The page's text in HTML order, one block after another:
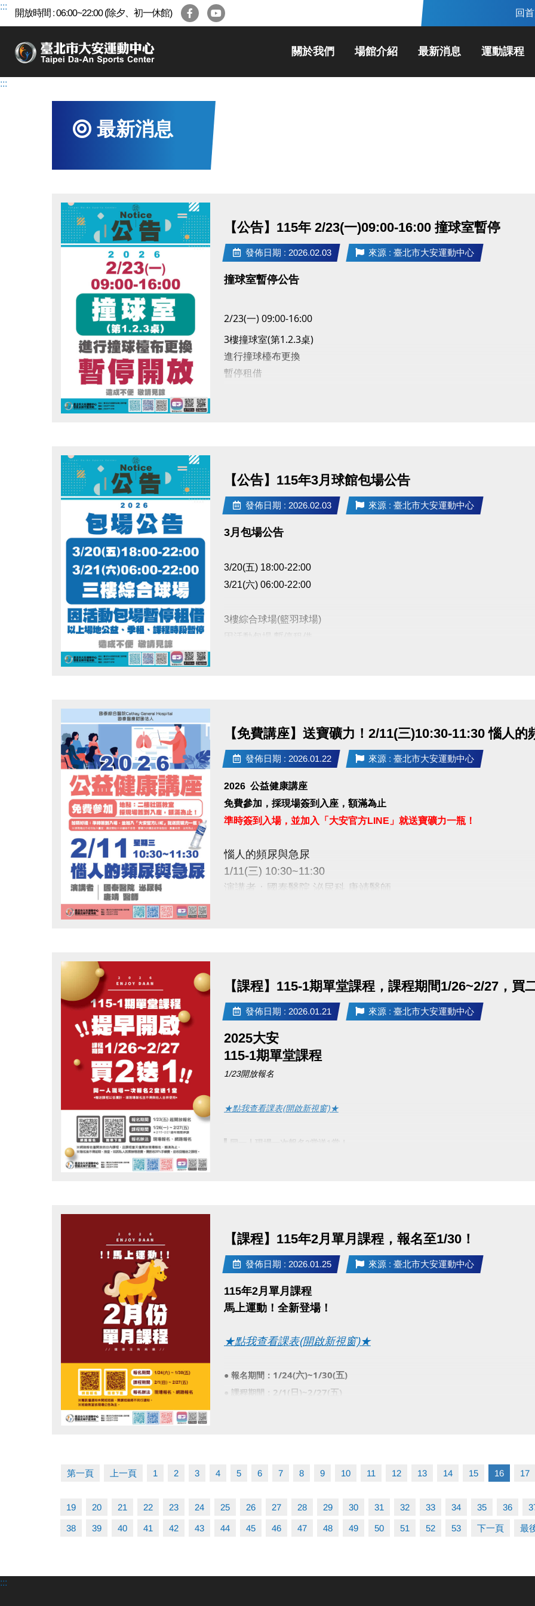
跳
區
:::
開放時間 : 06:00~22:00 (除夕、初一休館) 回
關於我們 場館介紹 最新消息 運動課程
:::
最新消息
【公告】115年 2/23(一)09:00-16:00 撞球室暫停
發佈日期 : 2026.02.03 來源 : 臺北市大安運動中心
撞球室暫停公告
2/23(一) 09:00-16:00
3樓撞球室(第1.2.3桌)
進行撞球檯布更換
暫停租借
【公告】115年3月球館包場公告
發佈日期 : 2026.02.03 來源 : 臺北市大安運動中心
3月包場公告
3/20(五) 18:00-22:00
3/21(六) 06:00-22:00
3樓綜合球場(籃羽球場)
因活動包場 暫停租借
【免費講座】送寶礦力！2/11(三)10:30-11:30 惱人的
發佈日期 : 2026.01.22 來源 : 臺北市大安運動中心
2026 公益健康講座
免費參加，採現場簽到入座，額滿為止
準時簽到入場，並加入「大安官方LINE」就送寶礦力一瓶！
惱人的頻尿與急尿
1/11(三) 10:30~11:30
演講者：國泰醫院 泌尿科 唐靖醫師
主辦：
國泰綜合醫院Cathay General Hospital
國泰醫療財團法人
【課程】115-1期單堂課程，課程期間1/26~2/27，買
發佈日期 : 2026.01.21 來源 : 臺北市大安運動中心
2025大安
115-1期單堂課程
1/23開放報名
★點我查看課表(開啟新視窗)★
同一人現場一次報名2堂送1堂！
報名辦法：現場報名、網路報名、APP報名
▪︎網路報名請點我(開啟新視窗)
APPLE 傳送門點我(另開新視窗)
google play 傳送門點我(另開新視窗)
※網路報名僅開放四日內課程，且課程當天僅開放現場報名，額滿為止。
【課程】115年2月單月課程，報名至1/30！
發佈日期 : 2026.01.25 來源 : 臺北市大安運動中心
115年2月單月課程
馬上運動！全新登場​！
★點我查看課表(開啟新視窗)★
● 報名期間： 1/24(六)~1/30(五)
● 課程期間： 2/1(日)~2/27(五)
APPLE 傳送門點我(另開新視窗)
第一頁 上一頁 1 2 3 4 5 6 7 8 9 10 11 12 13 14 15 16 17
19 20 21 22 23 24 25 26 27 28 29 30 31 32 33 34 35 36
38 39 40 41 42 43 44 45 46 47 48 49 50 51 52 53 下一頁 最
:::